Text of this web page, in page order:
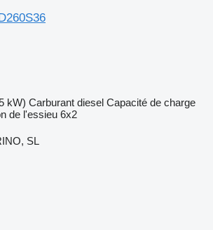
kW) Carburant diesel Capacité de charge
de l'essieu 6x2
SL